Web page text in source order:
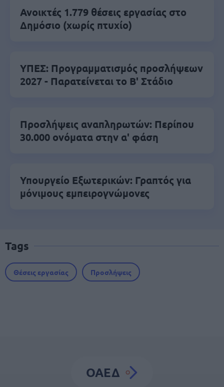
Ανοικτές 1.779 θέσεις εργασίας στο
Δημόσιο (χωρίς πτυχίο)
ΥΠΕΣ: Προγραμματισμός προσλήψεων
2027 - Παρατείνεται το Β' Στάδιο
Προσλήψεις αναπληρωτών: Περίπου
30.000 ονόματα στην α' φάση
Υπουργείο Εξωτερικών: Γραπτός για
μόνιμους εμπειρογνώμονες
Tags
Θέσεις εργασίας Προσλήψεις
ΟΑΕΔ